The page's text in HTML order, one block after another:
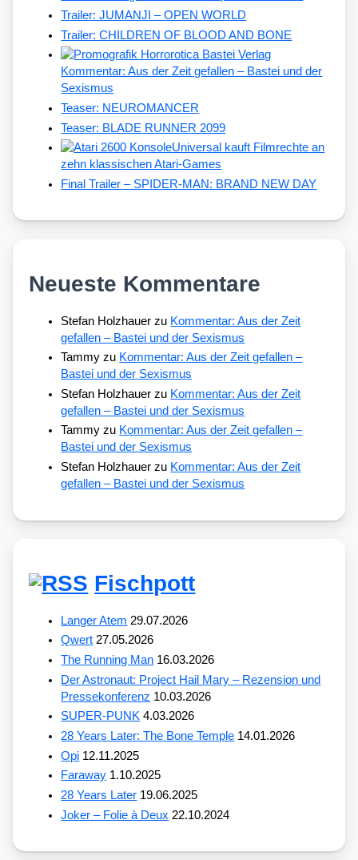
Trailer: JUMANJI – OPEN WORLD
Trailer: CHILDREN OF BLOOD AND BONE
Kommentar: Aus der Zeit gefallen – Bastei und der
Sexismus
Teaser: NEUROMANCER
Teaser: BLADE RUNNER 2099
Universal kauft Filmrechte an
zehn klassischen Atari-Games
Final Trailer – SPIDER-MAN: BRAND NEW DAY
Neueste Kommentare
Stefan Holzhauer zu Kommentar: Aus der Zeit
gefallen – Bastei und der Sexismus
Tammy zu Kommentar: Aus der Zeit gefallen –
Bastei und der Sexismus
Stefan Holzhauer zu Kommentar: Aus der Zeit
gefallen – Bastei und der Sexismus
Tammy zu Kommentar: Aus der Zeit gefallen –
Bastei und der Sexismus
Stefan Holzhauer zu Kommentar: Aus der Zeit
gefallen – Bastei und der Sexismus
Fischpott
Langer Atem 29.07.2026
Qwert 27.05.2026
The Running Man 16.03.2026
Der Astronaut: Project Hail Mary – Rezension und
Pressekonferenz 10.03.2026
SUPER-PUNK 4.03.2026
28 Years Later: The Bone Temple 14.01.2026
Opi 12.11.2025
Faraway 1.10.2025
28 Years Later 19.06.2025
Joker – Folie à Deux 22.10.2024